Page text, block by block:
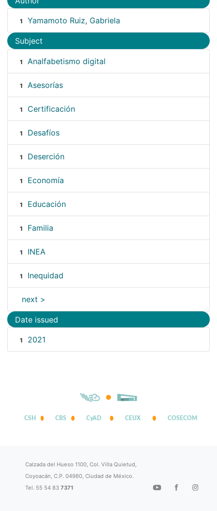
1 Yamamoto Ruiz, Gabriela
Subject
1 Analfabetismo digital
1 Asesorías
1 Certificación
1 Desafíos
1 Deserción
1 Economía
1 Educación
1 Familia
1 INEA
1 Inequidad
next >
Date issued
1 2021
CSH CBS CyAD CEUX COSECOM
Calzada del Hueso 1100, Col. Villa Quietud,
Coyoacán, C.P. 04960, Ciudad de México.
Tel. 55 54 837371